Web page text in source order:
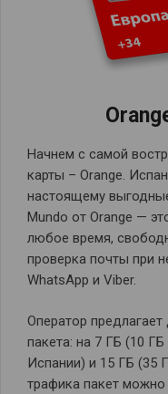
Начнем с самой
карты – Orange.
настоящему
Mundo от Orange —
любое время,
проверка почты при
WhatsApp и Viber.
Оператор
пакета: на 7 ГБ (10
Испании) и 15 ГБ (35
трафика пакет